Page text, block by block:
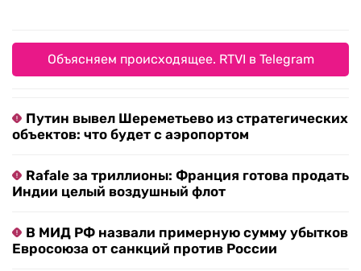
Объясняем происходящее. RTVI в Telegram
Путин вывел Шереметьево из стратегических
объектов: что будет с аэропортом
Rafale за триллионы: Франция готова продать
Индии целый воздушный флот
В МИД РФ назвали примерную сумму убытков
Евросоюза от санкций против России